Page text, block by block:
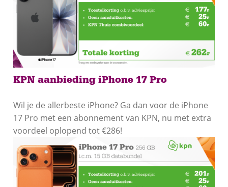
KPN aanbieding iPhone 17 Pro
Wil je de allerbeste iPhone? Ga dan voor de iPhone
17 Pro met een abonnement van KPN, nu met extra
voordeel oplopend tot €286!